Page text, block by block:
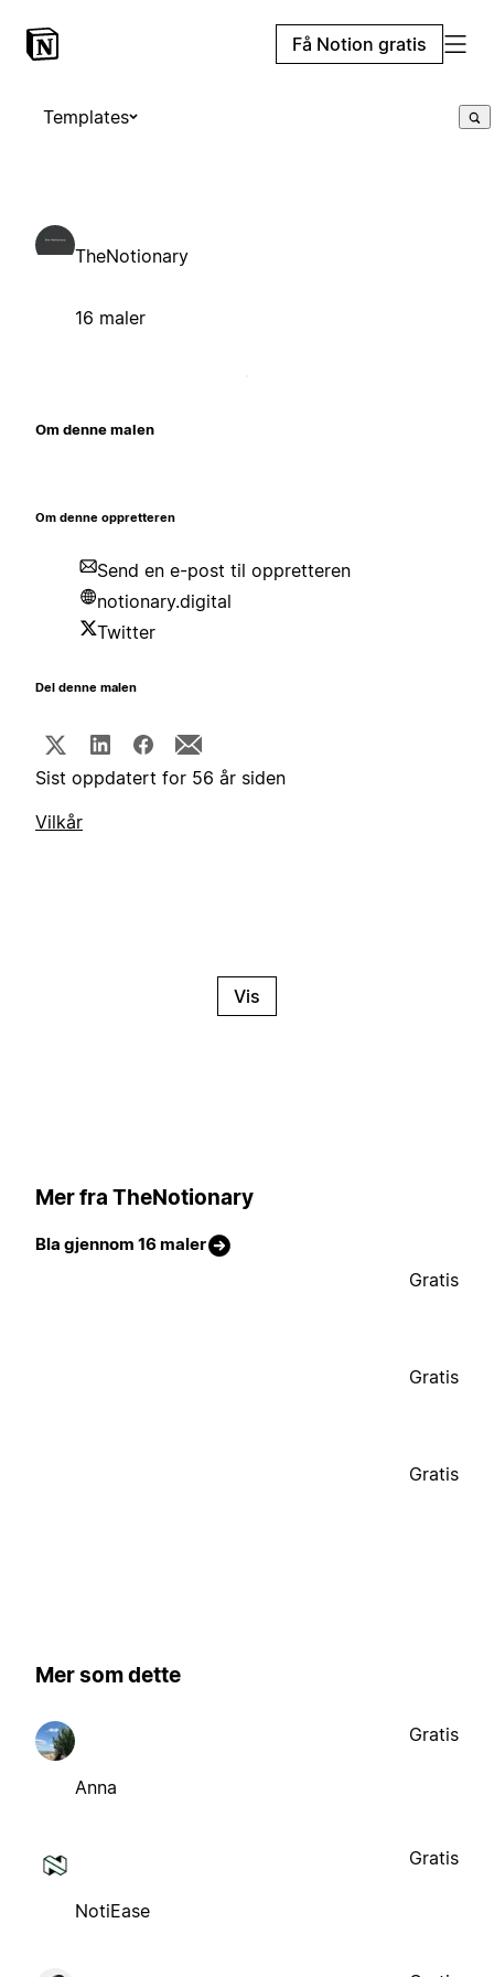
Få Notion gratis
Templates
TheNotionary
16 maler
Om denne malen
Om denne oppretteren
Send en e-post til oppretteren
notionary.digital
Twitter
Del denne malen
Sist oppdatert for 56 år siden
Vilkår
Vis
Mer fra TheNotionary
Bla gjennom 16 maler
Gratis
Gratis
Gratis
Mer som dette
Anna
Gratis
NotiEase
Gratis